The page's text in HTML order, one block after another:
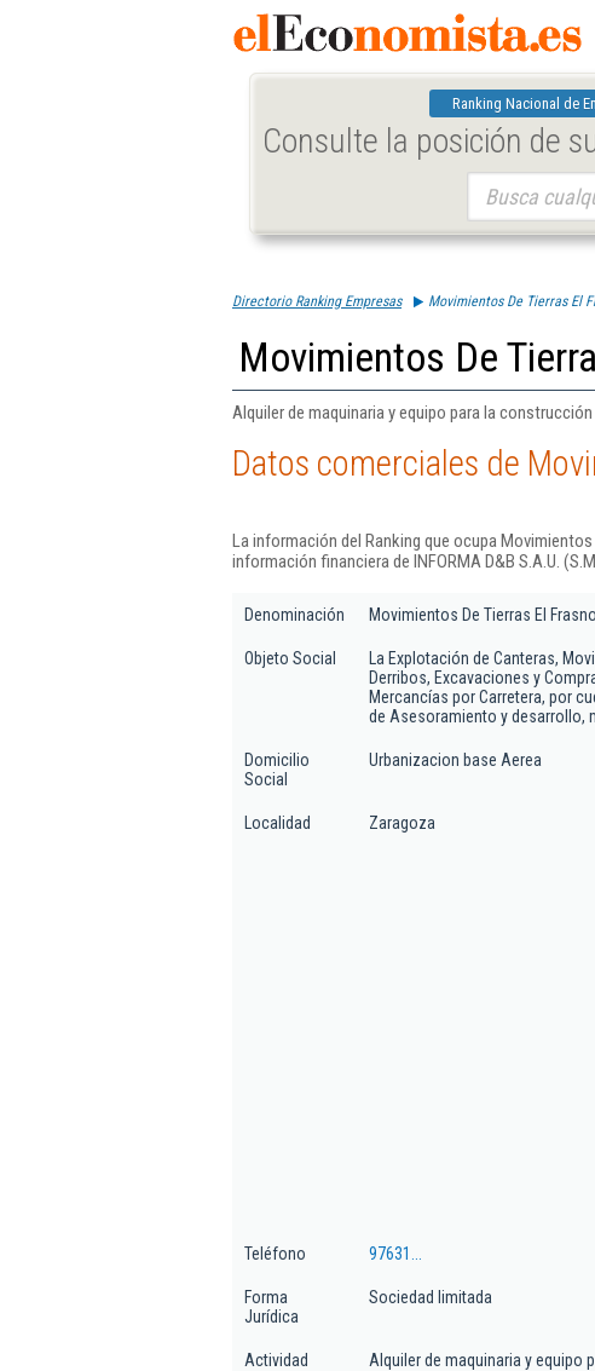
Ranking Nacional de
Consulte la posición de
Directorio Ranking Empresas Movimientos De Tierras El
Movimientos De
Alquiler de maquinaria y equipo para la
Datos comerciales de
La información del Ranking que ocupa
información financiera de INFORMA D&B S.A.U.
Denominación Movimientos De Tierras El
Objeto Social
La Explotación de Canteras,
Derribos, Excavaciones y
Mercancías por Carretera, por
de Asesoramiento y desarrollo,
Domicilio
Social
Urbanizacion base Aerea
Localidad Zaragoza
Teléfono 97631...
Forma
Jurídica
Sociedad limitada
Actividad Alquiler de maquinaria y equipo